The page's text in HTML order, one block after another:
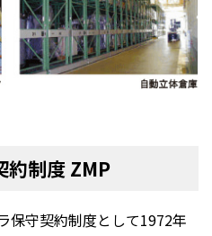
約制度 ZMP
保守契約制度として1972年